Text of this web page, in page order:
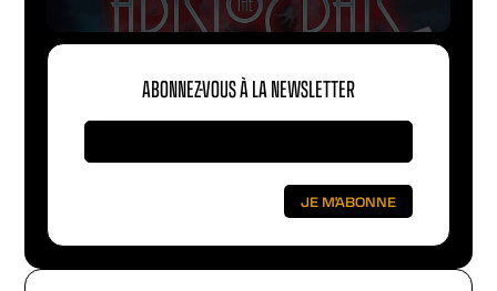
ABONNEZ-VOUS À LA NEWSLETTER